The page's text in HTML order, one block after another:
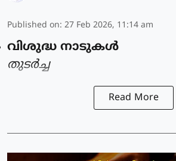
Published on: 27 Feb 2026, 11:14 am
വിശുദ്ധ നാടുകൾ
തുടർച്ച
Read More